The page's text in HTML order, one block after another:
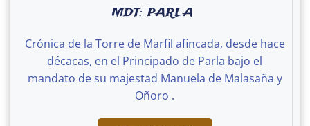
MDT: PARLA
Crónica de la Torre de Marfil afincada, desde hace
décacas, en el Principado de Parla bajo el
mandato de su majestad Manuela de Malasaña y
Oñoro .